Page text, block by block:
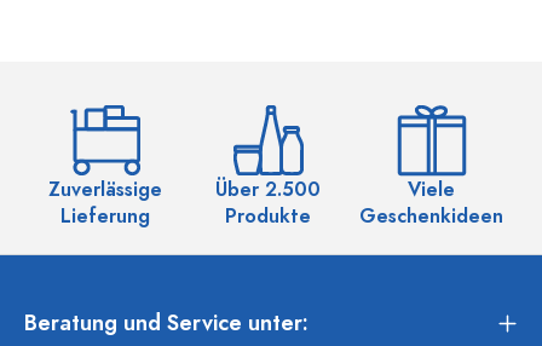
Zuverlässige
Lieferung
Über 2.500
Produkte
Viele
Geschenkideen
Beratung und Service unter: